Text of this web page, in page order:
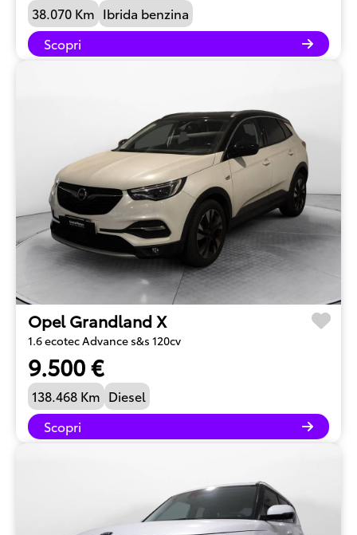
38.070 Km Ibrida benzina
Scopri
Opel Grandland X
1.6 ecotec Advance s&s 120cv
9.500 €
138.468 Km Diesel
Scopri